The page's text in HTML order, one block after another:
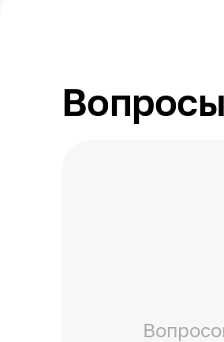
Вопросы